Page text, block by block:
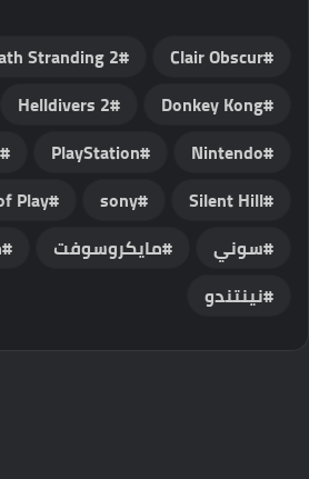
Clair Obscur
Stranding 2
Donkey Kong
Helldivers 2
Nintendo
PlayStation
Silent Hill
sony
Play
سوني
مايكروسوفت
نينتندو